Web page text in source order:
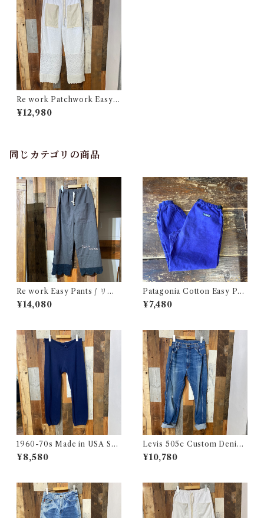
Re work Patchwork Easy P
ants #3 / リワーク パッチワー
ク イージー パンツ 古着
¥12,980
同じカテゴリの商品
Re work Easy Pants / リワ
ーク イージー パンツ クロシェ
& 刺繍入り
¥14,080
Patagonia Cotton Easy Pan
ts / パタゴニア コットン イー
ジー パンツ 古着
¥7,480
1960-70s Made in USA Sw
eat Pants / 60-70年代 アメ
リカ製 スウェット パンツ 古着
¥8,580
Levis 505c Custom Denim
Pants / リーバイス 505c カス
タムバージョン デニム パンツ
¥10,780